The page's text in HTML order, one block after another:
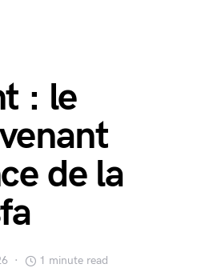
: le
de la
1 minute read